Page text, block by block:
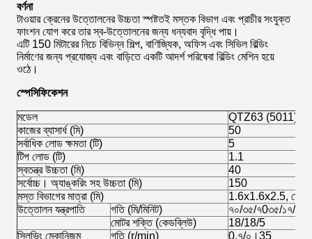
বর্ণনা
টাওয়ার ক্রেনের উত্তোলনের উচ্চতা স্পষ্টতই মস্তক বিভাগ এবং প্রাচীর সংযুক্ত
ফাংশন যোগ করে তার স্ব-উত্তোলনের জন্য ধন্যবাদ বৃদ্ধি পায়।
এটি 150 মিটারের নিচে বিভিন্ন শিল্প, বাণিজ্যিক, অফিস এবং সিভিল বিল্ডিং
নির্মাণের জন্য প্রযোজ্য এবং বাড়িতে একটি আদর্শ পরিষেবা বিল্ডিং মেশিন হয়ে
ওঠে।
স্পেসিফিকেশন
মডেল
QTZ63 (5011)
কাজের ব্যাসার্ধ (মি)
50
সর্বাধিক লোড ক্ষমতা (টি)
5
টিপ লোড (টি)
1.1
স্বতন্ত্র উচ্চতা (মি)
40
সর্বোচ্চ। অ্যাঙ্করিং সহ উচ্চতা (মি)
150
মস্ত বিভাগের মাত্রা (মি)
1.6x1.6x2.5,
উত্তোলন যন্ত্রপাতি
গতি (মি/মিনিট)
৭০/৩৫/৭0৩৫/১৭/৩5
মোটর শক্তি (কেডব্লিউ)
18/18/5
স্লিভিং মেকানিজম
গতি (r/min) 0.৭/০।35